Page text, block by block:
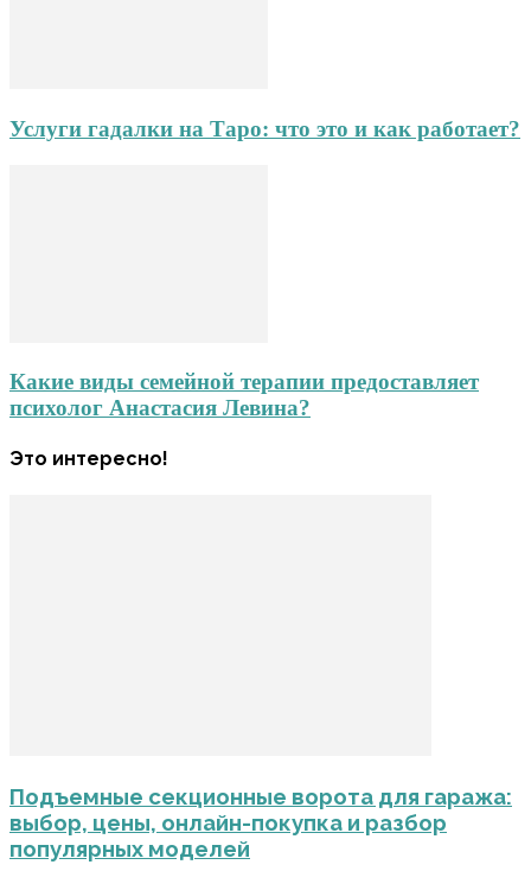
Услуги гадалки на Таро: что это и как работает?
Какие виды семейной терапии предоставляет
психолог Анастасия Левина?
Это интересно!
Подъемные секционные ворота для гаража:
выбор, цены, онлайн-покупка и разбор
популярных моделей